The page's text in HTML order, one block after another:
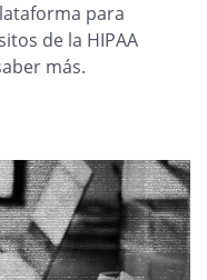
para
de la HIPAA
más.